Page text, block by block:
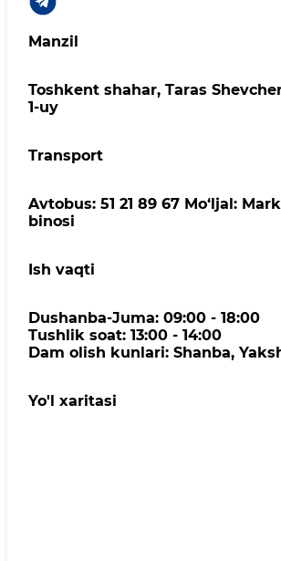
Manzil
Toshkent shahar, Taras
1-uy
Transport
Avtobus: 51 21 89 67 Mo‘ljal:
binosi
Ish vaqti
Dushanba-Juma: 09:00 - 18:00
Tushlik soat: 13:00 - 14:00
Dam olish kunlari: Shanba,
Yo'l xaritasi